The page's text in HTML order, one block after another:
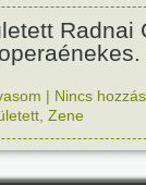
Radnai
| Nincs
Zene